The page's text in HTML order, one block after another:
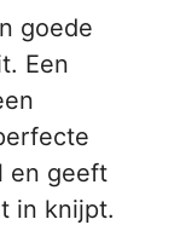
goede
Een
en geeft
in knijpt.